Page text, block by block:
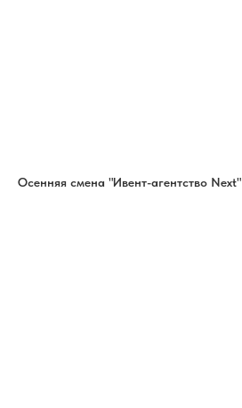
Осенняя смена "Ивент-агентство Next"